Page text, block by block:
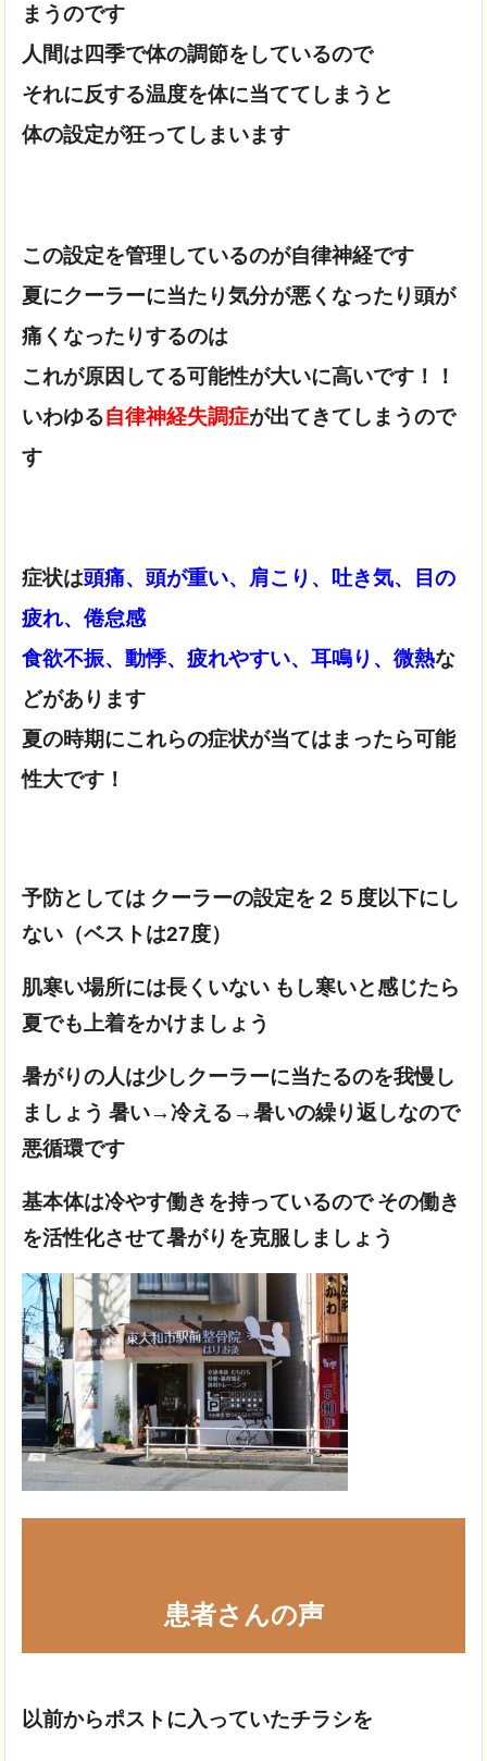
まうのです
人間は四季で体の調節をしているので
それに反する温度を体に当ててしまうと
体の設定が狂ってしまいます
この設定を管理しているのが自律神経です
夏にクーラーに当たり気分が悪くなったり頭が
痛くなったりするのは
これが原因してる可能性が大いに高いです！！
いわゆる自律神経失調症が出てきてしまうので
す
症状は頭痛、頭が重い、肩こり、吐き気、目の
疲れ、倦怠感
食欲不振、動悸、疲れやすい、耳鳴り、微熱な
どがあります
夏の時期にこれらの症状が当てはまったら可能
性大です！
予防としては クーラーの設定を２５度以下にし
ない（ベストは27度）
肌寒い場所には長くいない もし寒いと感じたら
夏でも上着をかけましょう
暑がりの人は少しクーラーに当たるのを我慢し
ましょう 暑い→冷える→暑いの繰り返しなので
悪循環です
基本体は冷やす働きを持っているので その働き
を活性化させて暑がりを克服しましょう
患者さんの声
以前からポストに入っていたチラシを